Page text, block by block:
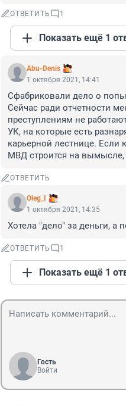
ОТВЕТИТЬ 1
Показать ещё 1
Abu-Denis
1 октября 2021, 14:41
Сфабриковали дело о
Сейчас ради отчетности
преступлениям не
УК, на которые есть
карьерной лестнице. Если
МВД строится на
ОТВЕТИТЬ
Oleg_I
1 октября 2021, 14:35
Хотела "дело" за деньги,
ОТВЕТИТЬ 1
Показать ещё 1
Гость
Войти